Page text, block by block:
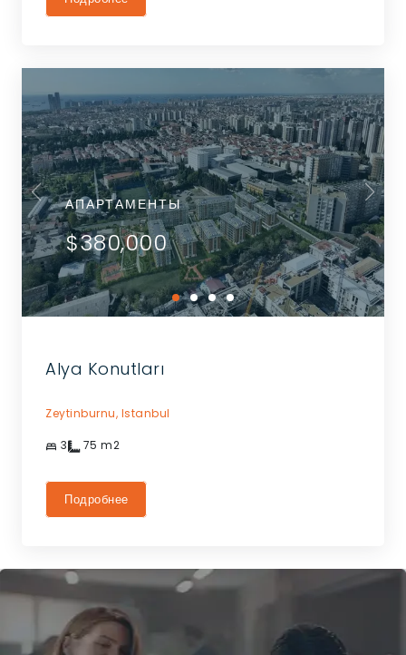
АПАРТАМЕНТЫ
$380,000
Alya Konutları
Zeytinburnu, Istanbul
3 75 m2
Подробнее